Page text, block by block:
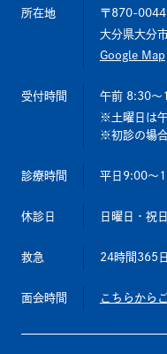
所在地
〒870-0044
大分県大分
Google Map
受付時間 午前 8:30～
土曜日は
初診の場
診療時間 平日9:00～
休診日 日曜日・祝
救急 24時間365
面会時間 こちらから